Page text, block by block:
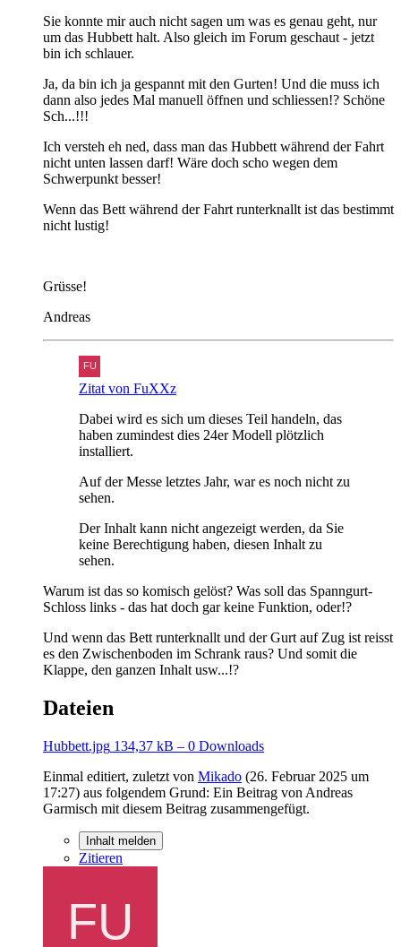
Sie konnte mir auch nicht sagen um was es genau geht, nur
um das Hubbett halt. Also gleich im Forum geschaut - jetzt
bin ich schlauer.
Ja, da bin ich ja gespannt mit den Gurten! Und die muss ich
dann also jedes Mal manuell öffnen und schliessen!? Schöne
Sch...!!!
Ich versteh eh ned, dass man das Hubbett während der Fahrt
nicht unten lassen darf! Wäre doch scho wegen dem
Schwerpunkt besser!
Wenn das Bett während der Fahrt runterknallt ist das bestimmt
nicht lustig!
Grüsse!
Andreas
Zitat von FuXXz
Dabei wird es sich um dieses Teil handeln, das
haben zumindest dies 24er Modell plötzlich
installiert.
Auf der Messe letztes Jahr, war es noch nicht zu
sehen.
Der Inhalt kann nicht angezeigt werden, da Sie
keine Berechtigung haben, diesen Inhalt zu
sehen.
Warum ist das so komisch gelöst? Was soll das Spanngurt-
Schloss links - das hat doch gar keine Funktion, oder!?
Und wenn das Bett runterknallt und der Gurt auf Zug ist reisst
es den Zwischenboden im Schrank raus? Und somit die
Klappe, den ganzen Inhalt usw...!?
Dateien
Hubbett.jpg 134,37 kB – 0 Downloads
Einmal editiert, zuletzt von Mikado (26. Februar 2025 um
17:27) aus folgendem Grund: Ein Beitrag von Andreas
Garmisch mit diesem Beitrag zusammengefügt.
Inhalt melden
Zitieren